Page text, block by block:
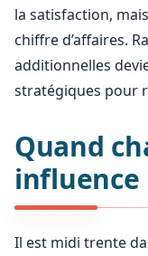
la satisfaction,
chiffre d’affaires.
additionnelles
stratégiques pour
Quand
influence
Il est midi trente